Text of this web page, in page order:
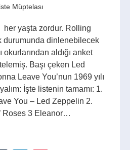
Müptelası
yaşta zordur. Rolling
durumunda dinlenebilecek
okurlarından aldığı anket
Başı çeken Led
Leave You’nun 1969 yılı
İşte listenin tamamı: 1.
You – Led Zeppelin 2.
Roses 3 Eleanor…